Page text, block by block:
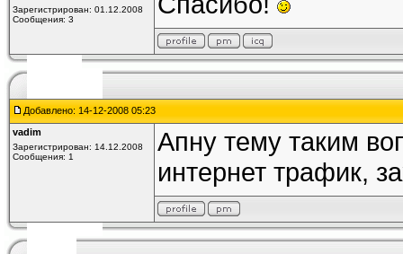
Зарегистрирован: 01.12.2008
Сообщения: 3
Добавлено: 14-12-2008 05:23
vadim
Зарегистрирован: 14.12.2008
Сообщения: 1
Апну тему таким
интернет трафик,